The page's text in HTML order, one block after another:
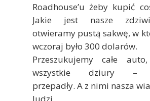
Roadhouse’u żeby kupić
Jakie jest nasze
otwieramy pustą sakwę, w
wczoraj było 300 dolarów.
Przeszukujemy całe
wszystkie dziury –
przepadły. A z nimi nasza
ludzi.